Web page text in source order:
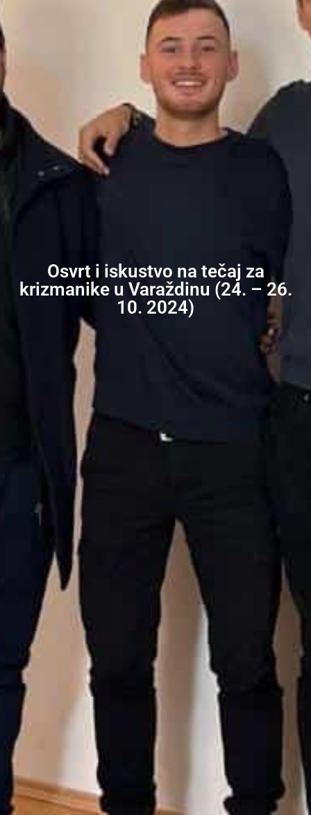
Osvrt i iskustvo na tečaj za
krizmanike u Varaždinu (24. – 26.
10. 2024)